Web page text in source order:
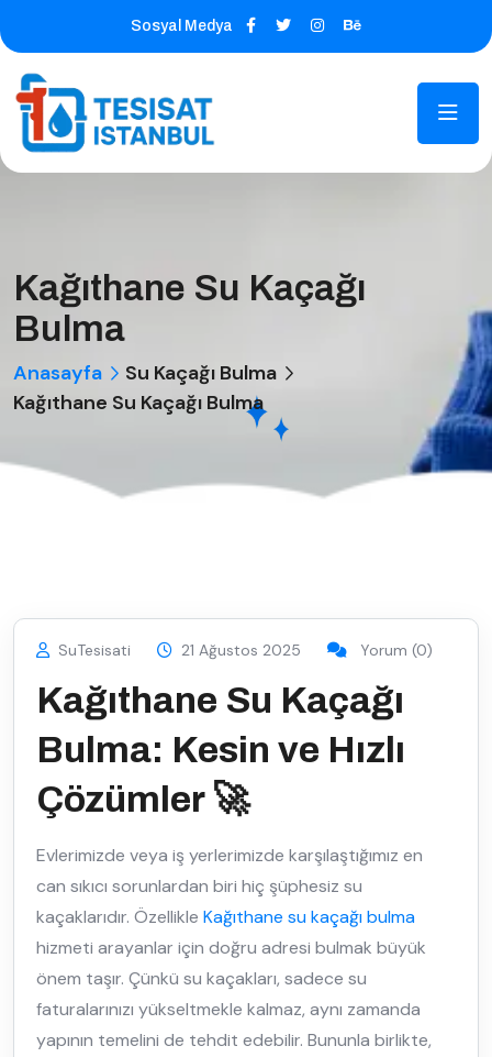
Sosyal Medya
Kağıthane Su Kaçağı
Bulma
Anasayfa
Su Kaçağı Bulma
Kağıthane Su Kaçağı Bulma
SuTesisati 21 Ağustos 2025 Yorum (0)
Kağıthane Su Kaçağı
Bulma: Kesin ve Hızlı
Çözümler 🚀
Evlerimizde veya iş yerlerimizde karşılaştığımız en
can sıkıcı sorunlardan biri hiç şüphesiz su
kaçaklarıdır. Özellikle Kağıthane su kaçağı bulma
hizmeti arayanlar için doğru adresi bulmak büyük
önem taşır. Çünkü su kaçakları, sadece su
faturalarınızı yükseltmekle kalmaz, aynı zamanda
yapının temelini de tehdit edebilir. Bununla birlikte,